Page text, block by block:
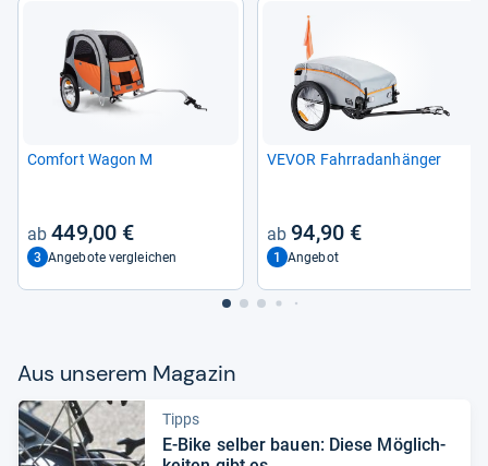
Com­fort Wagon M
449,00 €
3 Angebote vergleichen
VEVOR Fahr­rad­an­hän­ger
94,90 €
1 Angebot
Aus unse­rem Maga­zin
Tipps
E-​Bike sel­ber bauen: Diese Mög­lich­